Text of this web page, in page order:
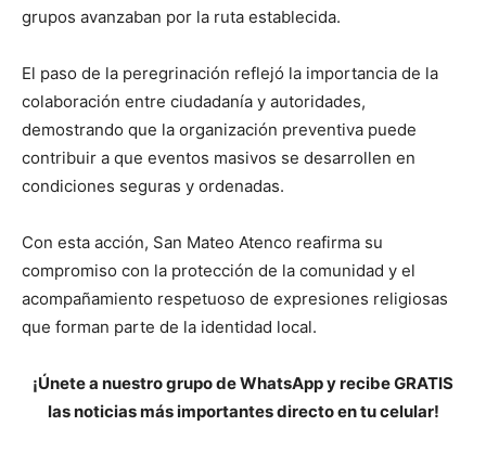
grupos avanzaban por la ruta establecida.
El paso de la peregrinación reflejó la importancia de la
colaboración entre ciudadanía y autoridades,
demostrando que la organización preventiva puede
contribuir a que eventos masivos se desarrollen en
condiciones seguras y ordenadas.
Con esta acción, San Mateo Atenco reafirma su
compromiso con la protección de la comunidad y el
acompañamiento respetuoso de expresiones religiosas
que forman parte de la identidad local.
¡Únete a nuestro grupo de WhatsApp y recibe GRATIS
las noticias más importantes directo en tu celular!